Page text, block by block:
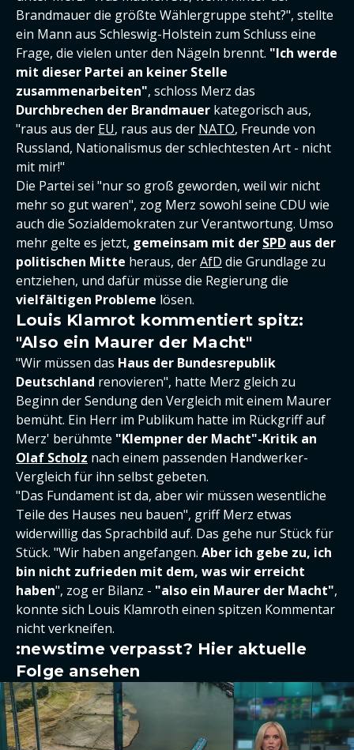
Brandmauer die größte Wählergruppe steht?", stellte
ein Mann aus Schleswig-Holstein zum Schluss eine
Frage, die vielen unter den Nägeln brennt. "Ich werde
mit dieser Partei an keiner Stelle
zusammenarbeiten", schloss Merz das
Durchbrechen der Brandmauer kategorisch aus,
"raus aus der EU, raus aus der NATO, Freunde von
Russland, Nationalismus der schlechtesten Art - nicht
mit mir!"
Die Partei sei "nur so groß geworden, weil wir nicht
mehr so gut waren", zog Merz sowohl seine CDU wie
auch die Sozialdemokraten zur Verantwortung. Umso
mehr gelte es jetzt, gemeinsam mit der SPD aus der
politischen Mitte heraus, derAfD die Grundlage zu
entziehen, und dafür müsse die Regierung die
vielfältigen Probleme lösen.
Louis Klamrot kommentiert spitz:
"Also ein Maurer der Macht"
"Wir müssen das Haus der Bundesrepublik
Deutschland renovieren", hatte Merz gleich zu
Beginn der Sendung den Vergleich mit einem Maurer
bemüht. Ein Herr im Publikum hatte im Rückgriff auf
Merz' berühmte "Klempner der Macht"-Kritik an
Olaf Scholz nach einem passenden Handwerker-
Vergleich für ihn selbst gebeten.
"Das Fundament ist da, aber wir müssen wesentliche
Teile des Hauses neu bauen", griff Merz etwas
widerwillig das Sprachbild auf. Das gehe nur Stück für
Stück. "Wir haben angefangen. Aber ich gebe zu, ich
bin nicht zufrieden mit dem, was wir erreicht
haben", zog er Bilanz - "also ein Maurer der Macht",
konnte sich Louis Klamroth einen spitzen Kommentar
nicht verkneifen.
:newstime verpasst? Hier aktuelle
Folge ansehen